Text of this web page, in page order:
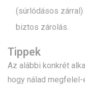
(súrlódásos
biztos zárolás.
Tippek
Az alábbi konkrét
hogy nálad megfelel-